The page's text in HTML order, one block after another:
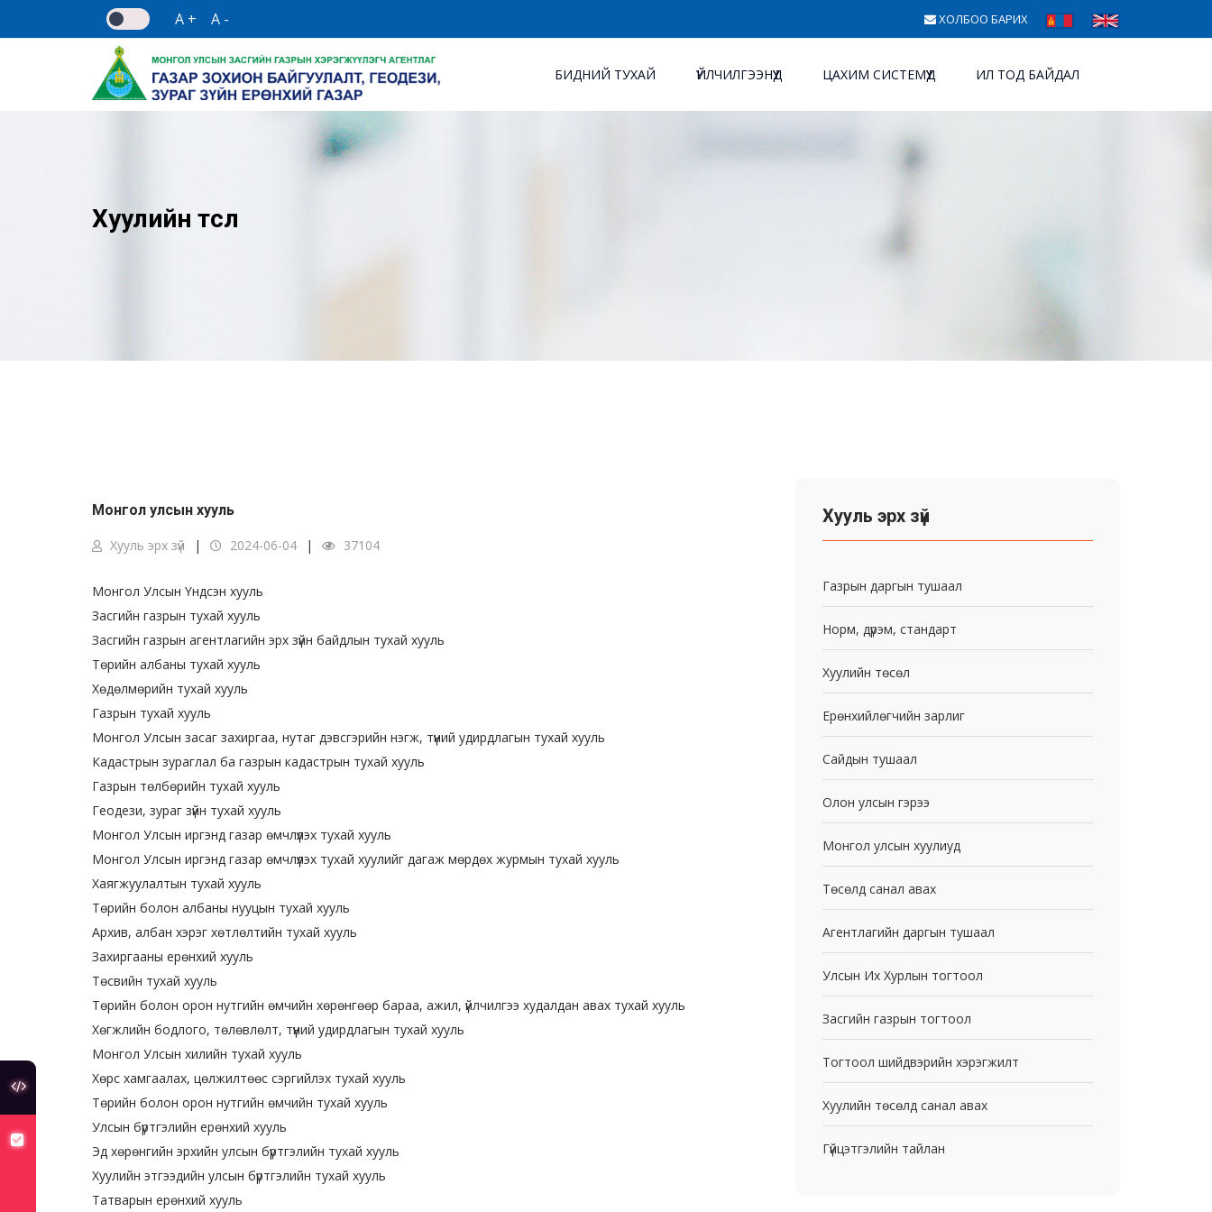
A + A - ХОЛБОО БАРИХ
БИДНИЙ ТУХАЙ ҮЙЛЧИЛГЭЭНҮҮД ЦАХИМ СИСТЕМҮҮД ИЛ ТОД БАЙДАЛ
Хуулийн төсөл
Монгол улсын хууль
Хууль эрх зүй 2024-06-04 37104
Монгол Улсын Үндсэн хууль
Засгийн газрын тухай хууль
Засгийн газрын агентлагийн эрх зүйн байдлын тухай хууль
Төрийн албаны тухай хууль
Хөдөлмөрийн тухай хууль
Газрын тухай хууль
Монгол Улсын засаг захиргаа, нутаг дэвсгэрийн нэгж, түүний удирдлагын тухай хууль
Кадастрын зураглал ба газрын кадастрын тухай хууль
Газрын төлбөрийн тухай хууль
Геодези, зураг зүйн тухай хууль
Монгол Улсын иргэнд газар өмчлүүлэх тухай хууль
Монгол Улсын иргэнд газар өмчлүүлэх тухай хуулийг дагаж мөрдөх журмын тухай хууль
Хаягжуулалтын тухай хууль
Төрийн болон албаны нууцын тухай хууль
Архив, албан хэрэг хөтлөлтийн тухай хууль
Захиргааны ерөнхий хууль
Төсвийн тухай хууль
Төрийн болон орон нутгийн өмчийн хөрөнгөөр бараа, ажил, үйлчилгээ худалдан авах тухай хууль
Хөгжлийн бодлого, төлөвлөлт, түүний удирдлагын тухай хууль
Монгол Улсын хилийн тухай хууль
Хөрс хамгаалах, цөлжилтөөс сэргийлэх тухай хууль
Төрийн болон орон нутгийн өмчийн тухай хууль
Улсын бүртгэлийн ерөнхий хууль
Эд хөрөнгийн эрхийн улсын бүртгэлийн тухай хууль
Хуулийн этгээдийн улсын бүртгэлийн тухай хууль
Татварын ерөнхий хууль
Хууль эрх зүй
Газрын даргын тушаал
Норм, дүрэм, стандарт
Хуулийн төсөл
Ерөнхийлөгчийн зарлиг
Сайдын тушаал
Олон улсын гэрээ
Монгол улсын хуулиуд
Төсөлд санал авах
Агентлагийн даргын тушаал
Улсын Их Хурлын тогтоол
Засгийн газрын тогтоол
Тогтоол шийдвэрийн хэрэгжилт
Хуулийн төсөлд санал авах
Гүйцэтгэлийн тайлан
туслах холбоос